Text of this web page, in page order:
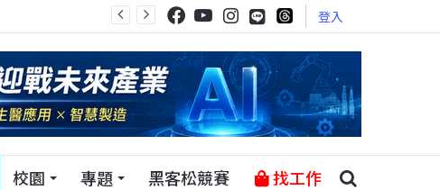
登入
校園 專題 黑客松競賽 找工作